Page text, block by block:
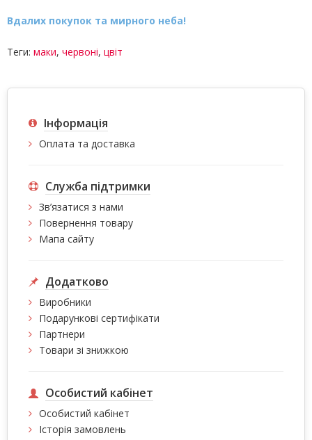
Вдалих покупок та мирного неба!
Теги: маки, червоні, цвіт
Інформація
Оплата та доставка
Служба підтримки
Зв’язатися з нами
Повернення товару
Мапа сайту
Додатково
Виробники
Подарункові сертифікати
Партнери
Товари зі знижкою
Особистий кабінет
Особистий кабінет
Історія замовлень